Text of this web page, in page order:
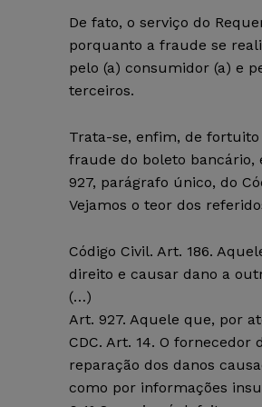
De fato, o serviço do
porquanto a fraude se
pelo (a) consumidor (a) e
terceiros.
Trata-se, enfim, de
fraude do boleto bancário,
927, parágrafo único, do
Vejamos o teor dos
Código Civil. Art. 186.
direito e causar dano a
(…)
Art. 927. Aquele que, por
CDC. Art. 14. O
reparação dos danos
como por informações